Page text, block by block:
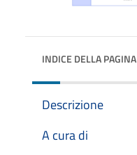
INDICE DELLA PAGINA
Descrizione
A cura di